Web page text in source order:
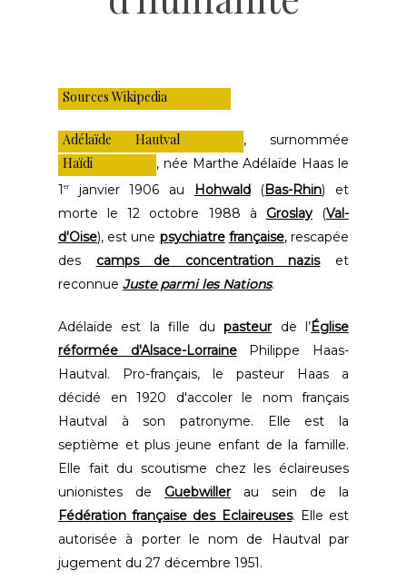
Sources Wikipedia
Adélaïde Hautval , surnommée
Haïdi
, née Marthe Adélaïde Haas le
1 er janvier 1906 au Hohwald(Bas-Rhin) et
morte le 12 octobre 1988 à Groslay(Val-
d'Oise), est une psychiatre française, rescapée
des camps de concentration naziset
reconnue Juste parmi les Nations.
Adélaïde est la fille dupasteurde l’Église
réformée d'Alsace-LorrainePhilippe Haas-
Hautval. Pro-français, le pasteur Haas a
décidé en 1920 d'accoler le nom français
Hautval à son patronyme. Elle est la
septième et plus jeune enfant de la famille.
Elle fait du scoutisme chez les éclaireuses
unionistes de Guebwillerau sein de la
Fédération française des Eclaireuses. Elle est
autorisée à porter le nom de Hautval par
jugement du 27 décembre 1951.